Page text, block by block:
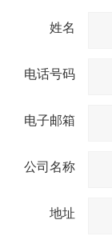
姓名
电话号码
电子邮箱
公司名称
地址